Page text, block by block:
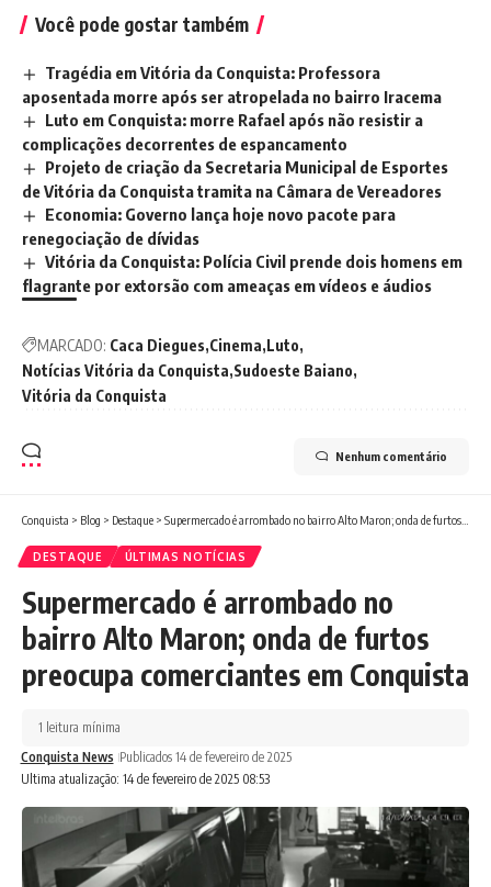
Você pode gostar também
Tragédia em Vitória da Conquista: Professora
aposentada morre após ser atropelada no bairro Iracema
Luto em Conquista: morre Rafael após não resistir a
complicações decorrentes de espancamento
Projeto de criação da Secretaria Municipal de Esportes
de Vitória da Conquista tramita na Câmara de Vereadores
Economia: Governo lança hoje novo pacote para
renegociação de dívidas
Vitória da Conquista: Polícia Civil prende dois homens em
flagrante por extorsão com ameaças em vídeos e áudios
MARCADO: Caca Diegues Cinema Luto
Notícias Vitória da Conquista Sudoeste Baiano
Vitória da Conquista
Nenhum comentário
Conquista > Blog > Destaque > Supermercado é arrombado no bairro Alto Maron; onda de furtos preocupa comerciantes em Conquista
DESTAQUE ÚLTIMAS NOTÍCIAS
Supermercado é arrombado no
bairro Alto Maron; onda de furtos
preocupa comerciantes em Conquista
Ultima atualização: 14 de fevereiro de 2025 08:53
Conquista News Publicados 14 de fevereiro de 2025
1 leitura mínima